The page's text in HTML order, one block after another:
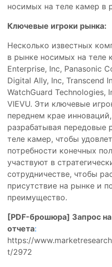
носимых на теле камер в
Ключевые игроки рынка:
Несколько известных
в рынке носимых на теле
Enterprise, Inc, Panasonic
Digital Ally, Inc, Transcend
WatchGuard Technologies,
VIEVU. Эти ключевые
переднем крае
разрабатывая передовые
теле камер, чтобы
потребности конечных
участвуют в
сотрудничестве, чтобы
присутствие на рынке и
преимущество.
[PDF-брошюра] Запрос
отчета:
https://
t/2972